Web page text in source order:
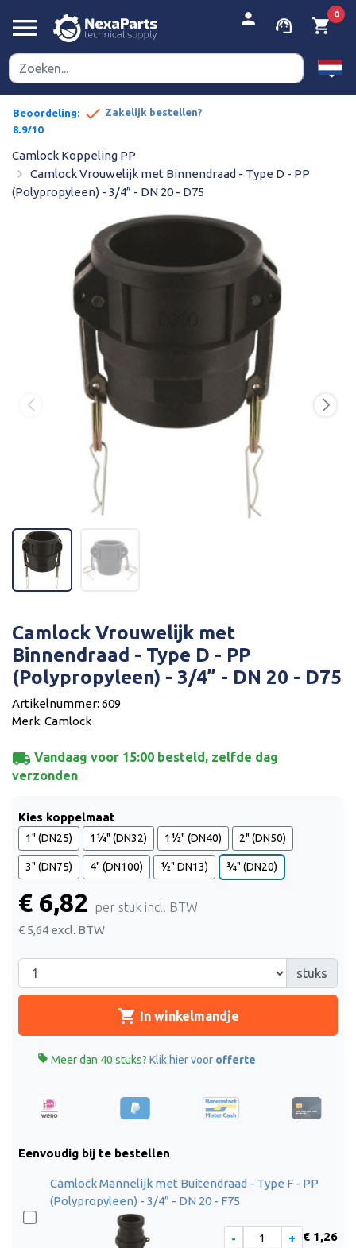
menu person support_agent shopping_cart
0
Beoordeling:
8,9/10
prijzen done Zakelijk bestellen?
Camlock Koppeling PP
navigate_next Camlock Vrouwelijk met Binnendraad - Type D - PP
(Polypropyleen) - 3/4” - DN 20 - D75


Camlock Vrouwelijk met
Binnendraad - Type D - PP
(Polypropyleen) - 3/4” - DN 20 - D75
Artikelnummer: 609
Merk: Camlock
local_shipping Vandaag voor 15:00 besteld, zelfde dag
verzonden
Kies koppelmaat
1" (DN25) 1¼" (DN32) 1½" (DN40) 2" (DN50)
3" (DN75) 4" (DN100) ½" DN13) ¾" (DN20)
€ 6,82 per stuk incl. BTW
€ 5,64 excl. BTW
stuks
shopping_cart In winkelmandje
 Meer dan 40 stuks? Klik hier voor offerte
Eenvoudig bij te bestellen
Camlock Mannelijk met Buitendraad - Type F - PP
(Polypropyleen) - 3/4” - DN 20 - F75
€ 1,26